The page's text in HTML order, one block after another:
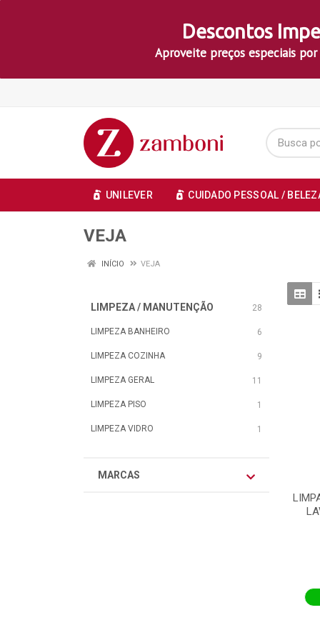
Descontos
Aproveite preços especiais
UNILEVER CUIDADO PESSOAL /
VEJA
INÍCIO VEJA
LIMPEZA / MANUTENÇÃO 28
LIMPEZA BANHEIRO 6
LIMPEZA COZINHA 9
LIMPEZA GERAL 11
LIMPEZA PISO 1
LIMPEZA VIDRO 1
MARCAS